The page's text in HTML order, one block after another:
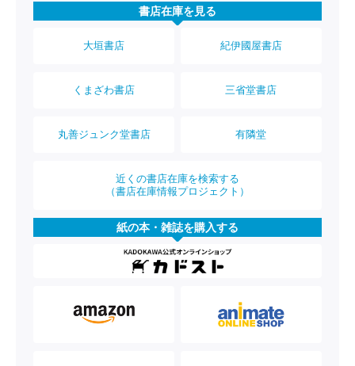
書店在庫を見る
大垣書店 紀伊國屋書店
くまざわ書店 三省堂書店
丸善ジュンク堂書店 有隣堂
近くの書店在庫を検索する
（書店在庫情報プロジェクト）
紙の本・雑誌を購入する